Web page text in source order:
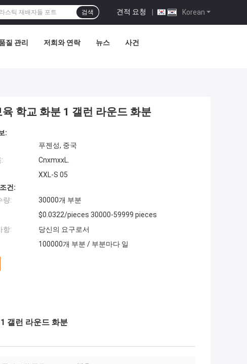
Korean
견적 요청 |
검색
질 관리 저희와 연락 뉴스 사건
학교 화분 1 갤런 라운드 화분
:
푸젠성, 중국
CnxmxxL.
XXL-S 05
건:
량:
30000개 부분
$0.0322/pieces 30000-59999 pieces
항:
당신의 요구로서
100000개 부분 / 부분마다 일
갤런 라운드 화분